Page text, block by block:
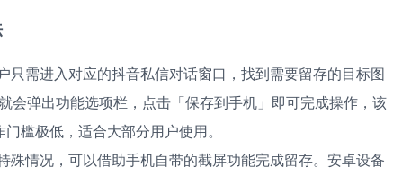
只需进入对应的抖音私信对话窗口，找到需要留存的目标图
会弹出功能选项栏，点击「保存到手机」即可完成操作，该
槛极低，适合大部分用户使用。
殊情况，可以借助手机自带的截屏功能完成留存。安卓设备